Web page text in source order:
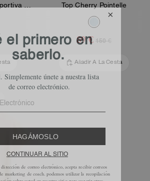
Top Cherry Pointelle
89 € 150 €
Añadir A La Cesta